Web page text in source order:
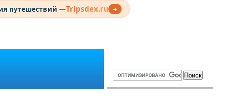
путешествий —Tripsdex.ru →